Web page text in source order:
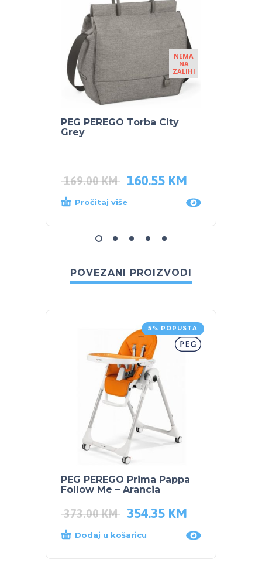
NEMA
NA
ZALIHI
PEG PEREGO Torba City
Grey
169.00KM 160.55 KM
Pročitaj više
POVEZANI PROIZVODI
5% POPUSTA
PEG PEREGO Prima Pappa
Follow Me – Arancia
373.00KM 354.35 KM
Dodaj u košaricu